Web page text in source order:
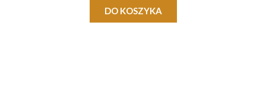
DO KOSZYKA